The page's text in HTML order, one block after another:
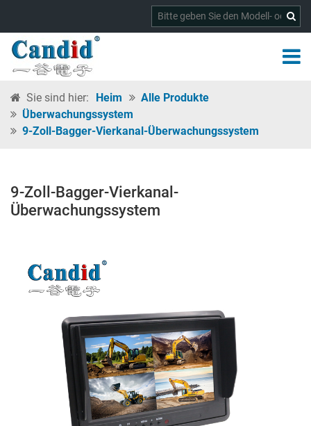
Sie sind hier: Heim
Alle Produkte
Überwachungssystem
9-Zoll-Bagger-Vierkanal-Überwachungssystem
9-Zoll-Bagger-Vierkanal-
Überwachungssystem